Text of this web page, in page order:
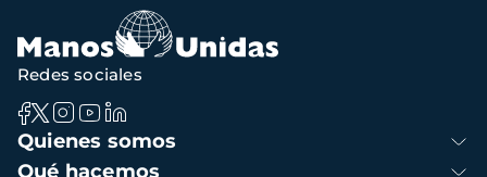
Navegación
principal
Quienes somos
Qué hacemos
Redes sociales